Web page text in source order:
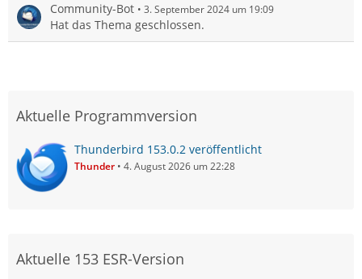
Community-Bot 3. September 2024 um 19:09
Hat das Thema geschlossen.
Aktuelle Programmversion
Thunderbird 153.0.2 veröffentlicht
Thunder 4. August 2026 um 22:28
Aktuelle 153 ESR-Version